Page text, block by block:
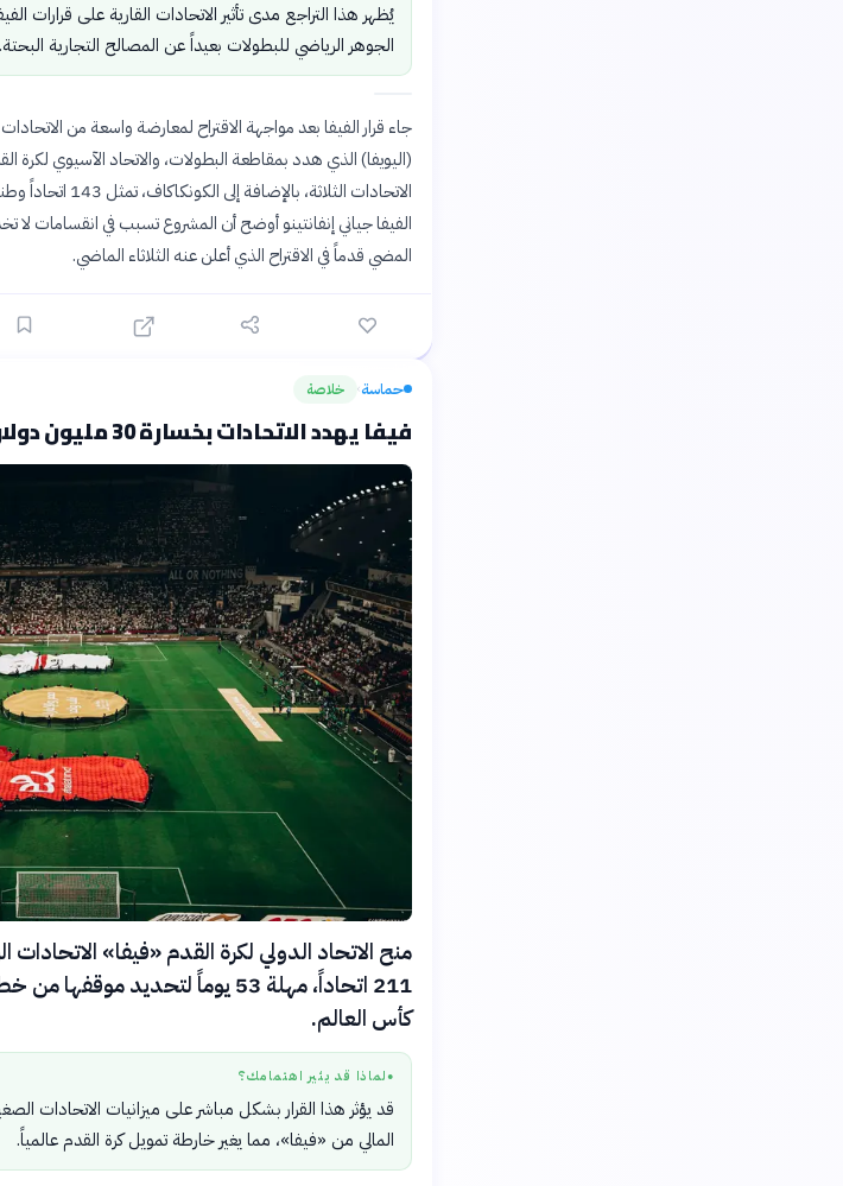
يُظهر هذا التراجع مدى تأثير الاتحادات القارية على قرارات
الجوهر الرياضي للبطولات بعيداً عن المصالح التجارية البحتة.
جاء قرار الفيفا بعد مواجهة الاقتراح لمعارضة واسعة من الاتحادات
(اليويفا) الذي هدد بمقاطعة البطولات، والاتحاد الآسيوي لكرة
الفيفا جياني إنفانتينو أوضح أن المشروع تسبب في انقسامات
المضي قدماً في الاقتراح الذي أعلن عنه الثلاثاء الماضي.
حماسة› خلاصة
فيفا يهدد الاتحادات بخسارة 30 مليون دولار
منح الاتحاد الدولي لكرة القدم «فيفا» الاتحادات
211 اتحاداً، مهلة 53 يوماً
كأس العالم.
● لماذا قد يثير اهتمامك؟
قد يؤثر هذا القرار بشكل مباشر على ميزانيات الاتحادات
المالي من «فيفا»، مما يغير خارطة تمويل كرة القدم عالمياً.